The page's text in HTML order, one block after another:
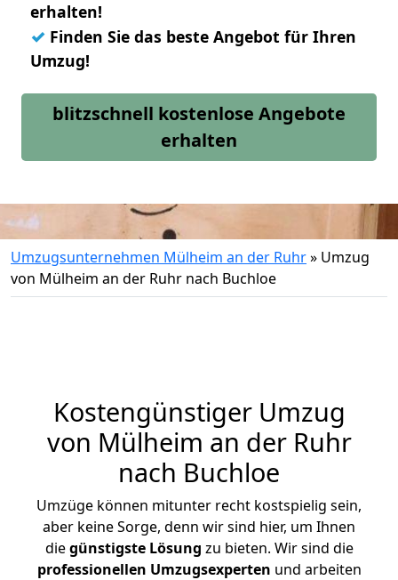
erhalten!
✓ Finden Sie das beste Angebot für Ihren
Umzug!
blitzschnell kostenlose Angebote
erhalten
Umzugsunternehmen Mülheim an der Ruhr» Umzug
von Mülheim an der Ruhr nach Buchloe
Kostengünstiger Umzug
von Mülheim an der Ruhr
nach Buchloe
Umzüge können mitunter recht kostspielig sein,
aber keine Sorge, denn wir sind hier, um Ihnen
diegünstigste Lösung zu bieten. Wir sind die
professionellen Umzugsexperten und arbeiten